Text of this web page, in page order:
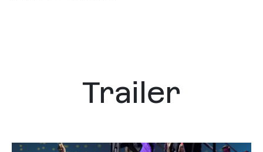
Trailer